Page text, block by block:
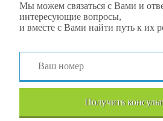
Мы можем связаться с Вами и
интересующие вопросы,
и вместе с Вами найти путь к их
Получить